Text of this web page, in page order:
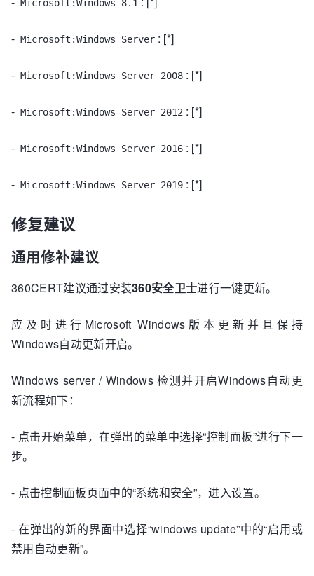
Microsoft:Windows 8.1
- Microsoft:Windows Server : [*]
- Microsoft:Windows Server 2008 : [*]
- Microsoft:Windows Server 2012 : [*]
- Microsoft:Windows Server 2016 : [*]
- Microsoft:Windows Server 2019 : [*]
修复建议
通用修补建议
360CERT建议通过安装360安全卫士进行一键更新。
应及时进行Microsoft Windows版本更新并且保持
Windows自动更新开启。
Windows server / Windows 检测并开启Windows自动更
新流程如下：
- 点击开始菜单，在弹出的菜单中选择“控制面板”进行下一
步。
- 点击控制面板页面中的“系统和安全”，进入设置。
- 在弹出的新的界面中选择“windows update”中的“启用或
禁用自动更新”。